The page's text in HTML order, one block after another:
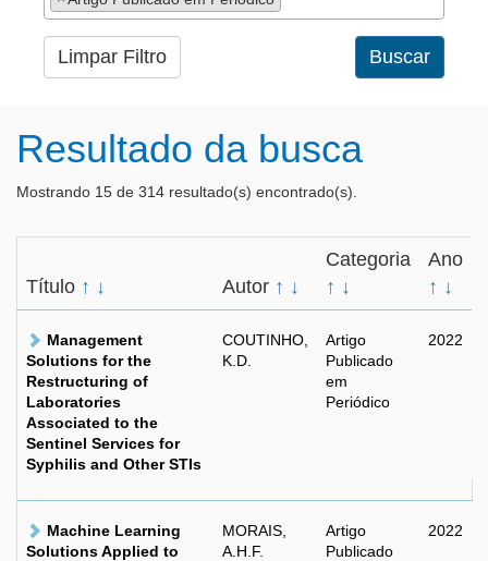
Limpar Filtro Buscar
Resultado da busca
Mostrando 15 de 314 resultado(s) encontrado(s).
Título ↑ ↓ Autor ↑ ↓
Categoria
↑ ↓
Ano
↑ ↓
Management
Solutions for the
Restructuring of
Laboratories
Associated to the
Sentinel Services for
Syphilis and Other STIs
COUTINHO,
K.D.
Artigo
Publicado
em
Periódico
2022
Machine Learning
Solutions Applied to
MORAIS,
A.H.F.
Artigo
Publicado
2022